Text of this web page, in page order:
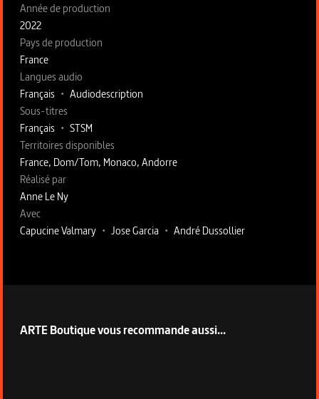
Année de production
2022
Pays de production
France
Langues audio
Français • Audiodescription
Sous-titres
Français • STSM
Territoires disponibles
France, Dom/Tom, Monaco, Andorre
Fiche technique section droite
Réalisé par
Anne Le Ny
Avec
Capucine Valmary • Jose Garcia • André Dussollier
ARTE Boutique vous recommande aussi...